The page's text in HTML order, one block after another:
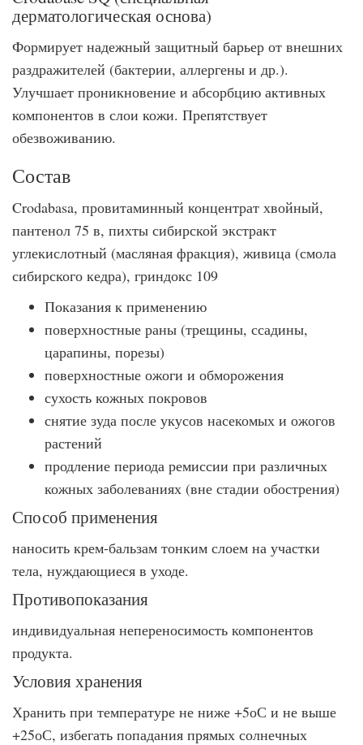
дерматологическая основа)
Формирует надежный защитный барьер от внешних
раздражителей (бактерии, аллергены и др.).
Улучшает проникновение и абсорбцию активных
компонентов в слои кожи. Препятствует
обезвоживанию.
Состав
Crodabasa, провитаминный концентрат хвойный,
пантенол 75 в, пихты сибирской экстракт
углекислотный (масляная фракция), живица (смола
сибирского кедра), гриндокс 109
Показания к применению
поверхностные раны (трещины, ссадины,
царапины, порезы)
поверхностные ожоги и обморожения
сухость кожных покровов
снятие зуда после укусов насекомых и ожогов
растений
продление периода ремиссии при различных
кожных заболеваниях (вне стадии обострения)
Способ применения
наносить крем-бальзам тонким слоем на участки
тела, нуждающиеся в уходе.
Противопоказания
индивидуальная непереносимость компонентов
продукта.
Условия хранения
Хранить при температуре не ниже +5оС и не выше
+25оС, избегать попадания прямых солнечных